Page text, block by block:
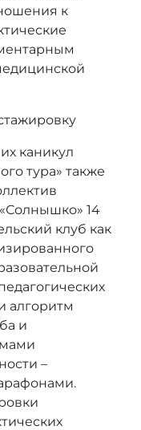
к
каникул
тура» также
14
клуб как
алгоритм
и
–